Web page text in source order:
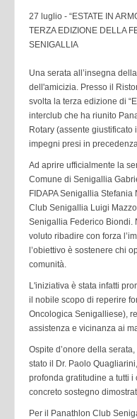
27 luglio - “ESTATE IN
TERZA EDIZIONE DELLA
SENIGALLIA
Una serata all’insegna
dell'amicizia. Presso il
svolta la terza edizione di
interclub che ha riunito
Rotary (assente
impegni presi in
Ad aprire ufficialmente la
Comune di Senigallia
FIDAPA Senigallia
Club Senigallia Luigi
Senigallia Federico Biondi.
voluto ribadire con forza
l’obiettivo è sostenere chi
comunità.
L'iniziativa è stata infatti
il nobile scopo di reperire
Oncologica Senigalliese),
assistenza e vicinanza ai
Ospite d’onore della
stato il Dr. Paolo
profonda gratitudine a tutti
concreto sostegno
Per il Panathlon Club